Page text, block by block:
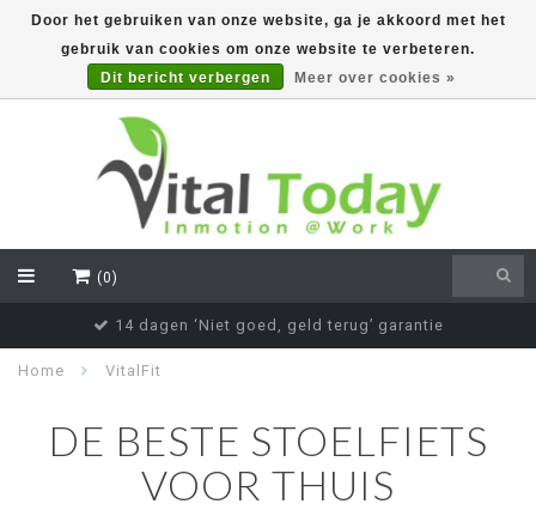
(0)
14 dagen ‘Niet goed, geld terug’ garantie
Home VitalFit
DE BESTE STOELFIETS
VOOR THUIS
Door het gebruiken van onze website, ga je akkoord met het
gebruik van cookies om onze website te verbeteren.
Dit bericht verbergen
Meer over cookies »